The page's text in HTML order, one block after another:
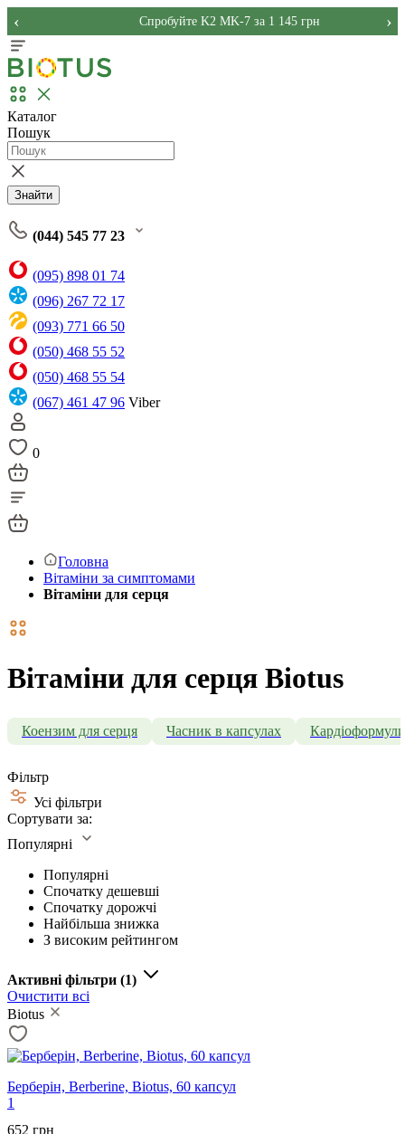
Спробуйте K2 MK-7 за 1 145 грн
‹ ›
Каталог
Пошук
Знайти
(044) 545 77 23
(095) 898 01 74
(096) 267 72 17
(093) 771 66 50
(050) 468 55 52
(050) 468 55 54
(067) 461 47 96 Viber
0
Головна
Вітаміни за симптомами
Вітаміни для серця
Вітаміни для серця Biotus
Коензим для серця Часник в капсулах Кардіоформули
Фільтр
Усі фільтри
Сортувати за:
Популярні
Популярні
Спочатку дешевші
Спочатку дорожчі
Найбільша знижка
З високим рейтингом
Активні фільтри (1)
Очистити всі
Biotus
Берберін, Berberine, Biotus, 60 капсул
1
652 грн